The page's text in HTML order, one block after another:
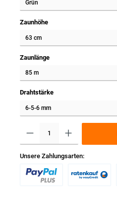
Zaunhöhe
Zaunlänge
Drahtstärke
Unsere Zahlungsarten: